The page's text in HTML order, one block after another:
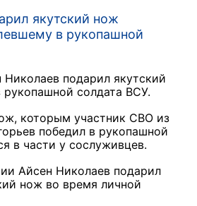
якутский нож
в рукопашной
Николаев подарил якутский
солдата ВСУ.
которым участник СВО из
победил в рукопашной
в части у сослуживцев.
Айсен Николаев подарил
нож во время личной